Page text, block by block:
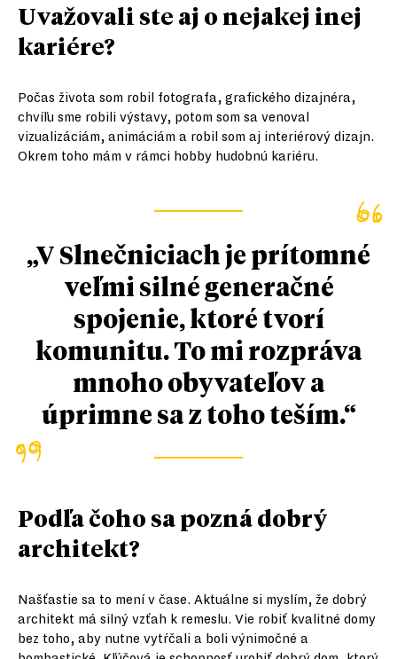
Uvažovali ste aj o nejakej inej
kariére?
Počas života som robil fotografa, grafického dizajnéra,
chvíľu sme robili výstavy, potom som sa venoval
vizualizáciám, animáciám a robil som aj interiérový dizajn.
Okrem toho mám v rámci hobby hudobnú kariéru.
„V Slnečniciach je prítomné
veľmi silné generačné
spojenie, ktoré tvorí
komunitu. To mi rozpráva
mnoho obyvateľov a
úprimne sa z toho teším.“
Podľa čoho sa pozná dobrý
architekt?
Našťastie sa to mení v čase. Aktuálne si myslím, že dobrý
architekt má silný vzťah k remeslu. Vie robiť kvalitné domy
bez toho, aby nutne vytŕčali a boli výnimočné a